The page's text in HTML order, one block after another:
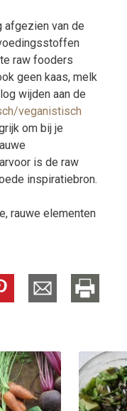
afgezien van de
raw fooders
geen kaas, melk
wijden aan de
veganistisch
om bij je
is de raw
inspiratiebron.
rauwe elementen